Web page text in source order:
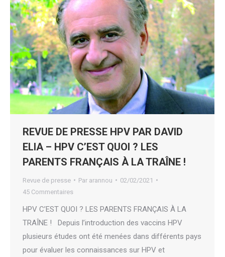
REVUE DE PRESSE HPV PAR DAVID
ELIA – HPV C’EST QUOI ? LES
PARENTS FRANÇAIS À LA TRAÎNE !
Revue de presse Par arannou
02/02/2021
45 Commentaires
HPV C’EST QUOI ? LES PARENTS FRANÇAIS À LA
TRAÎNE ! Depuis l’introduction des vaccins HPV
plusieurs études ont été menées dans différents pays
pour évaluer les connaissances sur HPV et